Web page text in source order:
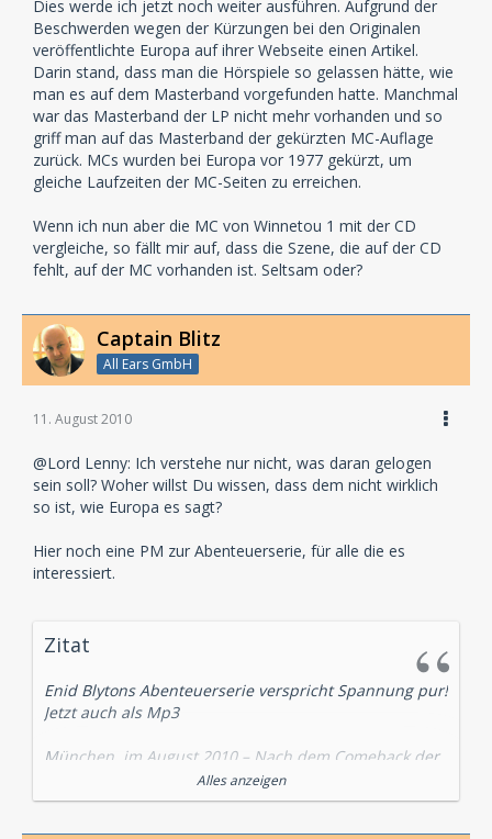
Dies werde ich jetzt noch weiter ausführen. Aufgrund der
Beschwerden wegen der Kürzungen bei den Originalen
veröffentlichte Europa auf ihrer Webseite einen Artikel.
Darin stand, dass man die Hörspiele so gelassen hätte, wie
man es auf dem Masterband vorgefunden hatte. Manchmal
war das Masterband der LP nicht mehr vorhanden und so
griff man auf das Masterband der gekürzten MC-Auflage
zurück. MCs wurden bei Europa vor 1977 gekürzt, um
gleiche Laufzeiten der MC-Seiten zu erreichen.
Wenn ich nun aber die MC von Winnetou 1 mit der CD
vergleiche, so fällt mir auf, dass die Szene, die auf der CD
fehlt, auf der MC vorhanden ist. Seltsam oder?
Captain Blitz
All Ears GmbH
11. August 2010
@Lord Lenny: Ich verstehe nur nicht, was daran gelogen
sein soll? Woher willst Du wissen, dass dem nicht wirklich
so ist, wie Europa es sagt?
Hier noch eine PM zur Abenteuerserie, für alle die es
interessiert.
Zitat
Enid Blytons Abenteuerserie verspricht Spannung pur!
Jetzt auch als Mp3
München, im August 2010 – Nach dem Comeback der
Hörspielserie „Rätsel um…“ von der berühmten
britischen Autorin Enid Blyton, hat EUROPA nun auch
Alles anzeigen